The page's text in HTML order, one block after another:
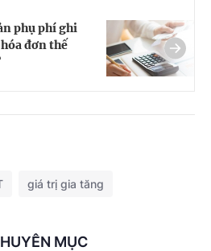
phụ phí ghi
đơn thế
giá trị gia tăng
MỤC